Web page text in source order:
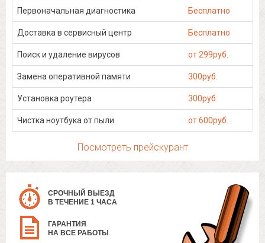
Первоначальная диагностика Бесплатно
Доставка в сервисный центр Бесплатно
Поиск и удаление вирусов от 299руб.
Замена оперативной памяти 300руб.
Установка роутера 300руб.
Чистка ноутбука от пыли от 600руб.
Посмотреть прейскурант
СРОЧНЫЙ ВЫЕЗД
В ТЕЧЕНИЕ 1 ЧАСА
ГАРАНТИЯ
НА ВСЕ РАБОТЫ